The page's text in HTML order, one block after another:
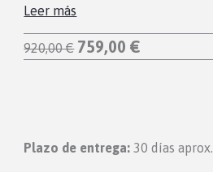
Leer más
920,00 € 759,00 €
Plazo de entrega: 30 días aprox.